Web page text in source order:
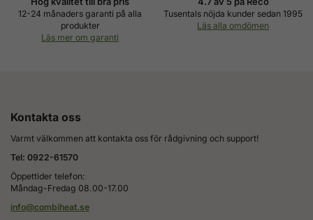
12-24 månaders garanti på alla
produkter
Läs mer om garanti
Tusentals nöjda kunder sedan 1995
Läs alla omdömen
Kontakta oss
Varmt välkommen att kontakta oss för rådgivning och support!
Tel: 0922-61570
Öppettider telefon:
Måndag-Fredag 08.00-17.00
info@combiheat.se